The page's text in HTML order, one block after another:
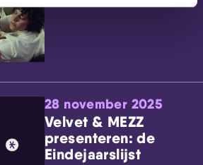
28 november 2025
Velvet & MEZZ
presenteren: de
Eindejaarslijst